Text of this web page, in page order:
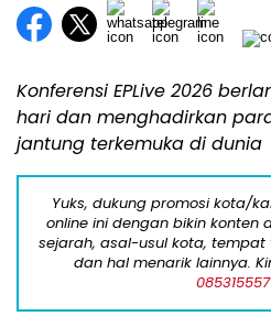
Konferensi EPLive 2026
hari dan menghadirkan
jantung terkemuka di dunia
Yuks, dukung promosi kota/
online ini dengan bikin konten
sejarah, asal-usul kota, tempat
dan hal menarik lainnya.